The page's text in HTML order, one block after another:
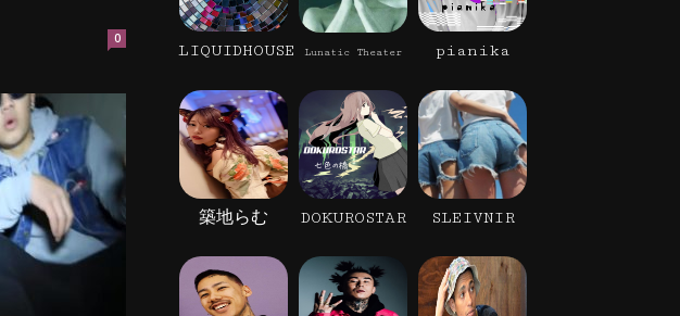
0
LIQUIDHOUSE Lunatic Theater pianika
築地らむ DOKUROSTAR SLEIVNIR